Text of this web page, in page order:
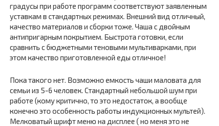
градусы при работе программ соответствуют заявленным
уставкам в стандартных режимах. Внешний вид отличный,
качество материалов и сборки тоже. Чаша с двойным
антипригарным покрытием. Быстрота готовки, если
сравнить с бюджетными теновыми мультиварками, при
этом качество приготовленной еды отличное!
Пока такого нет. Возможно емкость чаши маловата для
семьи из 5-6 человек. Стандартный небольшой шум при
работе (кому критично, то это недостаток, а вообще
конечно это особенность работы индукционных мультей).
Мелковатый шрифт меню на дисплее ( но меня это не